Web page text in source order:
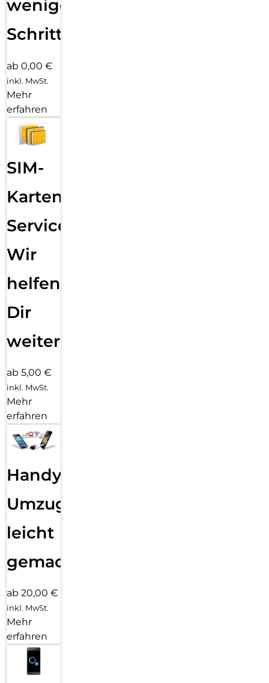
wenigen
Schritten
ab 0,00 €
inkl. MwSt.
Mehr
erfahren
SIM-
Karten
Service:
Wir
helfen
Dir
weiter
ab 5,00 €
inkl. MwSt.
Mehr
erfahren
Handy
Umzug
leicht
gemacht!
ab 20,00 €
inkl. MwSt.
Mehr
erfahren